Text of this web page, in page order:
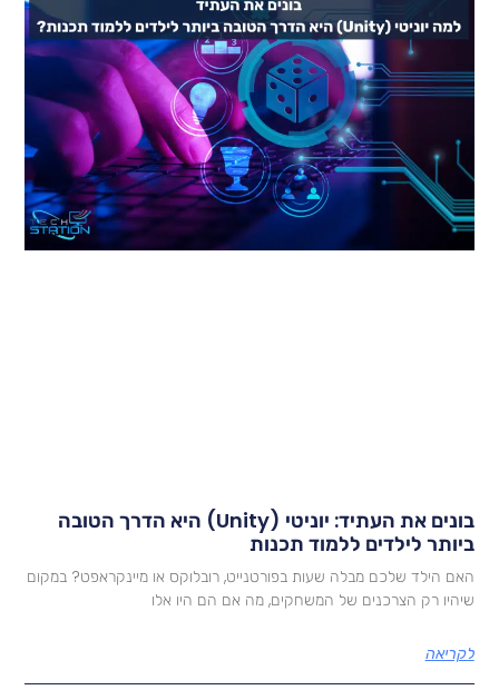
בונים את העתיד: יוניטי (Unity) היא הדרך הטובה
לילדים ללמוד תכנות
הילד שלכם מבלה שעות בפורטנייט, רובלוקס או מיינקראפט? במקום
רק הצרכנים של המשחקים, מה אם הם היו אלו